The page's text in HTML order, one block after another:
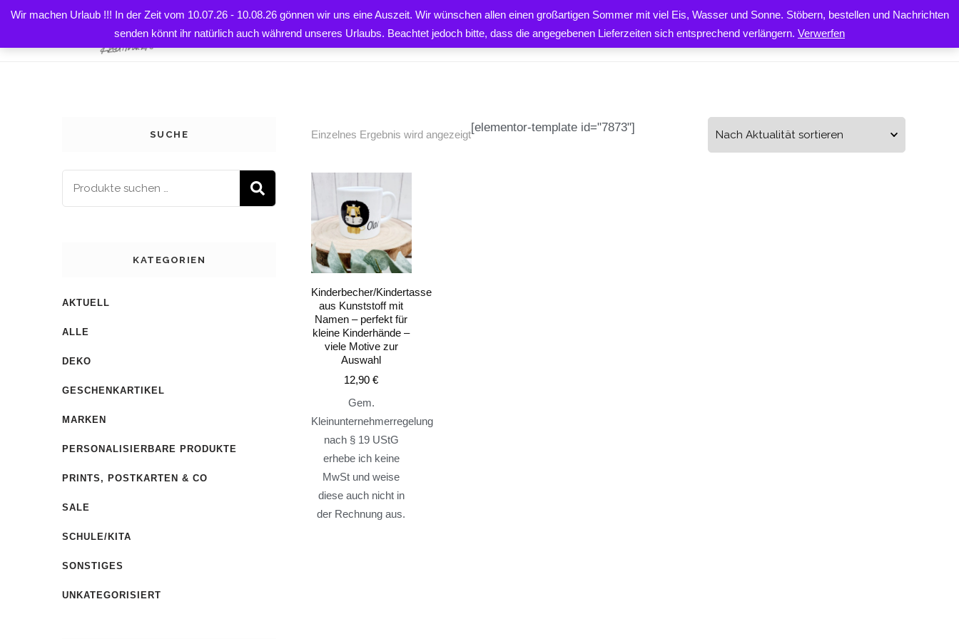
Wir machen Urlaub !!! In der Zeit vom 10.07.26 - 10.08.26 gönnen wir uns eine Auszeit. Wir wünschen allen einen großartigen Sommer mit viel Eis, Wasser und Sonne. Stöbern, bestellen und Nachrichten
senden könnt ihr natürlich auch während unseres Urlaubs. Beachtet jedoch bitte, dass die angegebenen Lieferzeiten sich entsprechend verlängern. Verwerfen
HOME PRODUKTE ÜBER UNS KONTAKT
Startseite
[elementor-template id="7873"]
Einzelnes Ergebnis wird angezeigt
Kinderbecher/Kindertasse
aus Kunststoff mit
Namen – perfekt für
kleine Kinderhände –
viele Motive zur
Auswahl
12,90€
Gem.
Kleinunternehmerregelung
nach § 19 UStG
erhebe ich keine
MwSt und weise
diese auch nicht in
der Rechnung aus.
SUCHE
SUCHEN
KATEGORIEN
AKTUELL
ALLE
DEKO
GESCHENKARTIKEL
MARKEN
PERSONALISIERBARE PRODUKTE
PRINTS, POSTKARTEN & CO
SALE
SCHULE/KITA
SONSTIGES
UNKATEGORISIERT